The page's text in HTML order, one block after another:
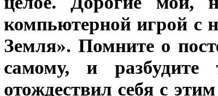
компьютерной игрой с
Земля». Помните о
самому, и
отождествил себя с